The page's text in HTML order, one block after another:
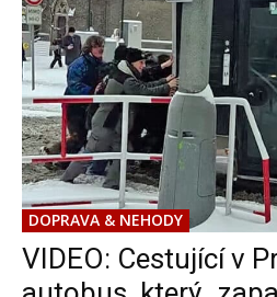
DOPRAVA & NEHODY
VIDEO: Cestující v